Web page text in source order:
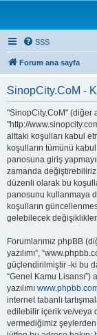
SSS
Forum ana sayfa
SinopCity.CoM -
"SinopCity.CoM" (diğer
"http://
alttaki koşulları kabul
koşulların tümünü
panosuna giriş
zamanda
düzenli olarak bu
panosunu kullanmaya
koşulların
gelebilecek değişiklikleri
Forumlarımız phpBB
yazılımı”,
güçlendirilmiştir -ki bu
“Genel Kamu Lisansı”)
yazılımı
internet tabanlı
edilebilir içerik ve/veya
vermediğimiz